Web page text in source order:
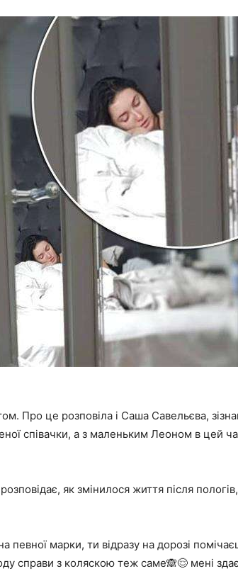
Про це розповіла і Саша Савельєва,
співачки, а з маленьким Леоном в цей
як змінилося життя після
певної марки, ти відразу на дорозі
справи з коляскою теж саме🙈😌 мені